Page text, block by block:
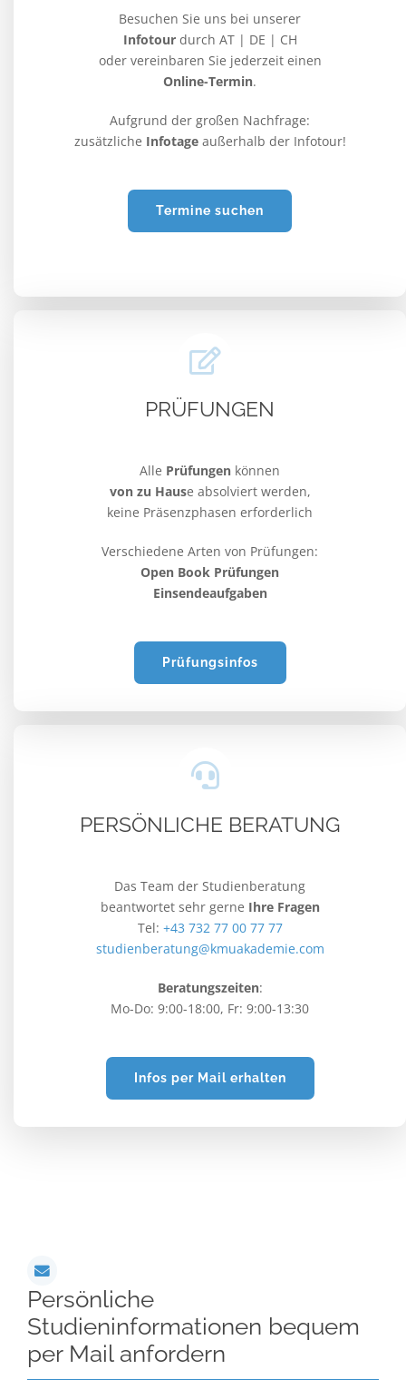
Besuchen Sie uns bei unserer
Infotourdurch AT | DE | CH
oder vereinbaren Sie jederzeit einen
Online-Termin.
Aufgrund der großen Nachfrage:
zusätzliche Infotageaußerhalb der Infotour!
Termine suchen
PRÜFUNGEN
Alle Prüfungen können
von zu Hause absolviert werden,
keine Präsenzphasen erforderlich
Verschiedene Arten von Prüfungen:
Open Book Prüfungen
Einsendeaufgaben
Prüfungsinfos
PERSÖNLICHE BERATUNG
Das Team der Studienberatung
beantwortet sehr gerne Ihre Fragen
Tel: +43 732 77 00 77 77
studienberatung@kmuakademie.com
Beratungszeiten:
Mo-Do: 9:00-18:00, Fr: 9:00-13:30
Infos per Mail erhalten
Persönliche
Studieninformationen bequem
per Mail anfordern